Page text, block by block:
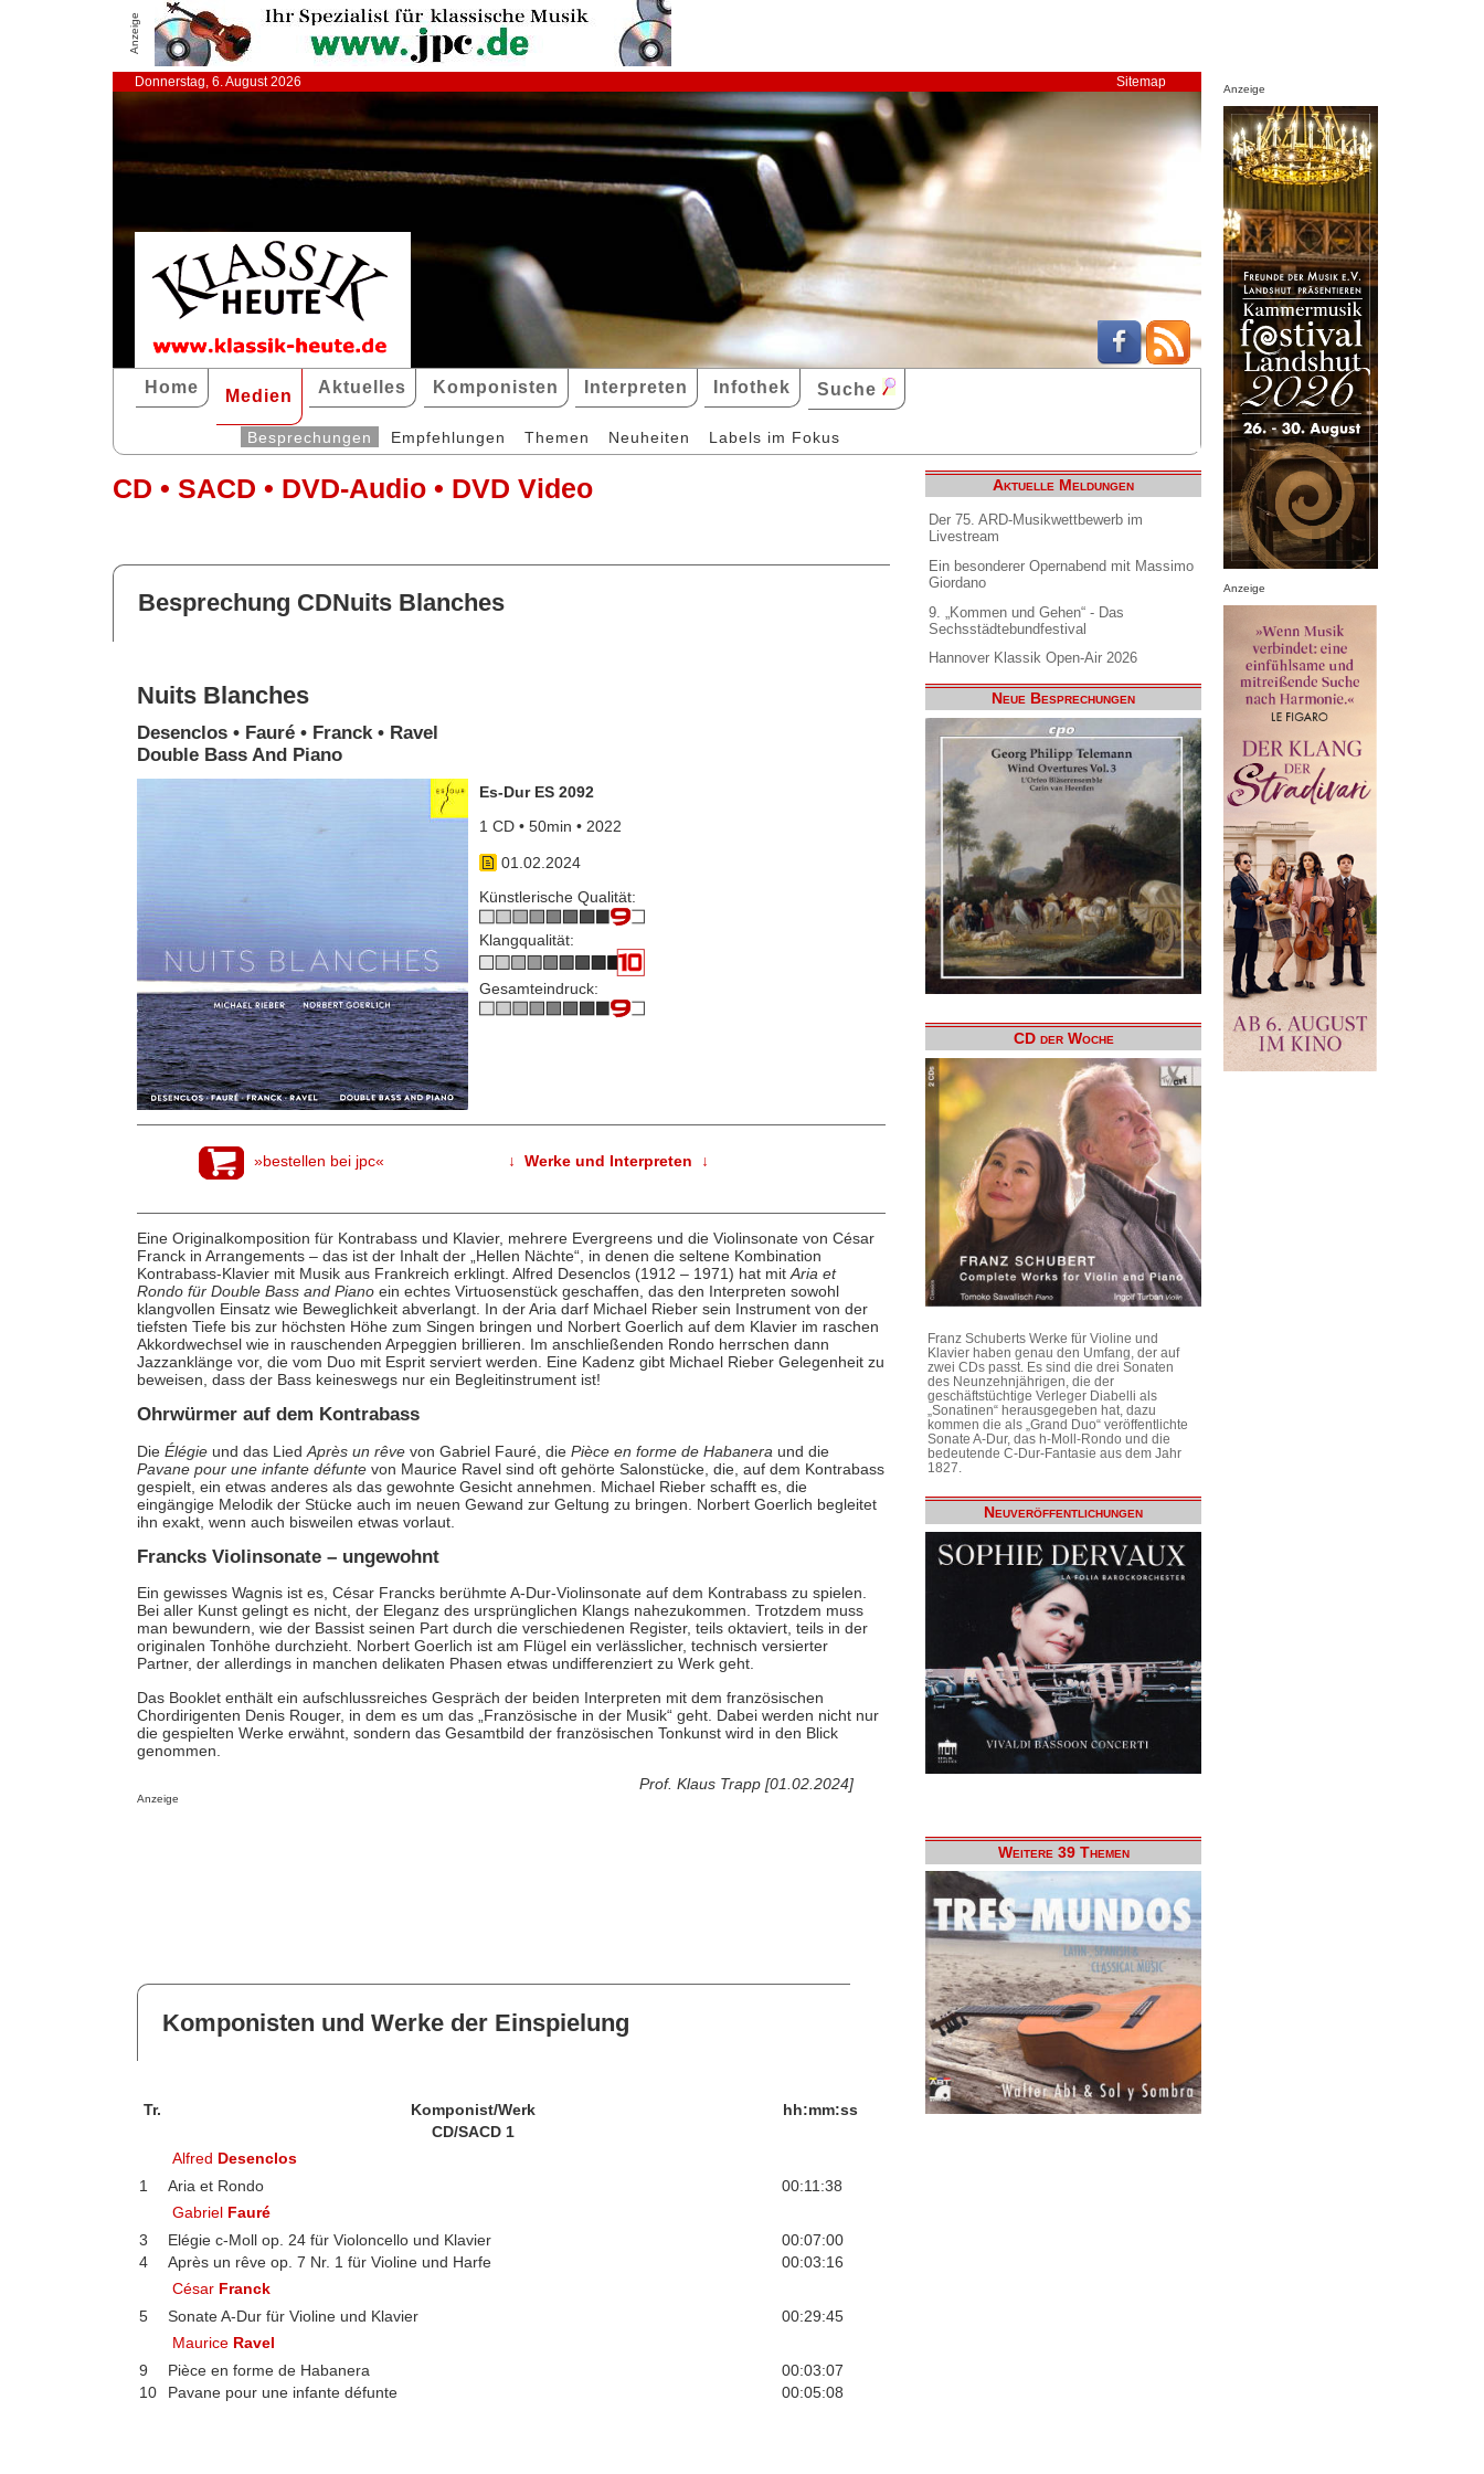
Anzeige
Donnerstag, 6. August 2026 Sitemap
Home Medien Aktuelles Komponisten Interpreten Infothek Suche
Besprechungen Empfehlungen Themen Neuheiten Labels im Fokus
CD • SACD • DVD-Audio • DVD Video
Besprechung CDNuits Blanches
Nuits Blanches
Desenclos • Fauré • Franck • Ravel
Double Bass And Piano
Es-Dur ES 2092
1 CD • 50min • 2022
01.02.2024
Künstlerische Qualität:
Klangqualität:
Gesamteindruck:
»bestellen bei jpc« ↓ Werke und Interpreten ↓
Eine Originalkomposition für Kontrabass und Klavier, mehrere Evergreens und die Violinsonate von César
Franck in Arrangements – das ist der Inhalt der „Hellen Nächte“, in denen die seltene Kombination
Kontrabass-Klavier mit Musik aus Frankreich erklingt. Alfred Desenclos (1912 – 1971) hat mit Aria et
Rondo für Double Bass and Pianoein echtes Virtuosenstück geschaffen, das den Interpreten sowohl
klangvollen Einsatz wie Beweglichkeit abverlangt. In der Aria darf Michael Rieber sein Instrument von der
tiefsten Tiefe bis zur höchsten Höhe zum Singen bringen und Norbert Goerlich auf dem Klavier im raschen
Akkordwechsel wie in rauschenden Arpeggien brillieren. Im anschließenden Rondo herrschen dann
Jazzanklänge vor, die vom Duo mit Esprit serviert werden. Eine Kadenz gibt Michael Rieber Gelegenheit zu
beweisen, dass der Bass keineswegs nur ein Begleitinstrument ist!
Ohrwürmer auf dem Kontrabass
Die Élégieund das Lied Après un rêvevon Gabriel Fauré, die Pièce en forme de Habanera und die
Pavane pour une infante défuntevon Maurice Ravel sind oft gehörte Salonstücke, die, auf dem Kontrabass
gespielt, ein etwas anderes als das gewohnte Gesicht annehmen. Michael Rieber schafft es, die
eingängige Melodik der Stücke auch im neuen Gewand zur Geltung zu bringen. Norbert Goerlich begleitet
ihn exakt, wenn auch bisweilen etwas vorlaut.
Francks Violinsonate – ungewohnt
Ein gewisses Wagnis ist es, César Francks berühmte A-Dur-Violinsonate auf dem Kontrabass zu spielen.
Bei aller Kunst gelingt es nicht, der Eleganz des ursprünglichen Klangs nahezukommen. Trotzdem muss
man bewundern, wie der Bassist seinen Part durch die verschiedenen Register, teils oktaviert, teils in der
originalen Tonhöhe durchzieht. Norbert Goerlich ist am Flügel ein verlässlicher, technisch versierter
Partner, der allerdings in manchen delikaten Phasen etwas undifferenziert zu Werk geht.
Das Booklet enthält ein aufschlussreiches Gespräch der beiden Interpreten mit dem französischen
Chordirigenten Denis Rouger, in dem es um das „Französische in der Musik“ geht. Dabei werden nicht nur
die gespielten Werke erwähnt, sondern das Gesamtbild der französischen Tonkunst wird in den Blick
genommen.
Prof. Klaus Trapp [01.02.2024]
Anzeige
Komponisten und Werke der Einspielung
Tr. Komponist/Werk
hh:mm:ss
CD/SACD 1
Alfred Desenclos
1
Aria et Rondo
00:11:38
Gabriel Fauré
3
Elégie c-Moll op. 24 für Violoncello und Klavier
00:07:00
4
Après un rêve op. 7 Nr. 1 für Violine und Harfe
00:03:16
César Franck
5
Sonate A-Dur für Violine und Klavier
00:29:45
Maurice Ravel
9
Pièce en forme de Habanera
00:03:07
10
Pavane pour une infante défunte 00:05:08
Aktuelle Meldungen
Der 75. ARD-Musikwettbewerb im
Livestream
Ein besonderer Opernabend mit Massimo
Giordano
9. „Kommen und Gehen“ - Das
Sechsstädtebundfestival
Hannover Klassik Open-Air 2026
Neue Besprechungen
CD der Woche
Franz Schuberts Werke für Violine und
Klavier haben genau den Umfang, der auf
zwei CDs passt. Es sind die drei Sonaten
des Neunzehnjährigen, die der
geschäftstüchtige Verleger Diabelli als
„Sonatinen“ herausgegeben hat, dazu
kommen die als „Grand Duo“ veröffentlichte
Sonate A-Dur, das h-Moll-Rondo und die
bedeutende C-Dur-Fantasie aus dem Jahr
1827.
Neuveröffentlichungen
Weitere 39 Themen
Anzeige
Anzeige